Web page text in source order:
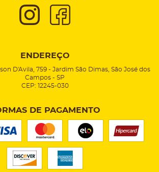
ENDEREÇO
D'Avila, 759 - Jardim São Dimas, São José dos
Campos - SP
CEP: 12245-030
DE PAGAMENTO